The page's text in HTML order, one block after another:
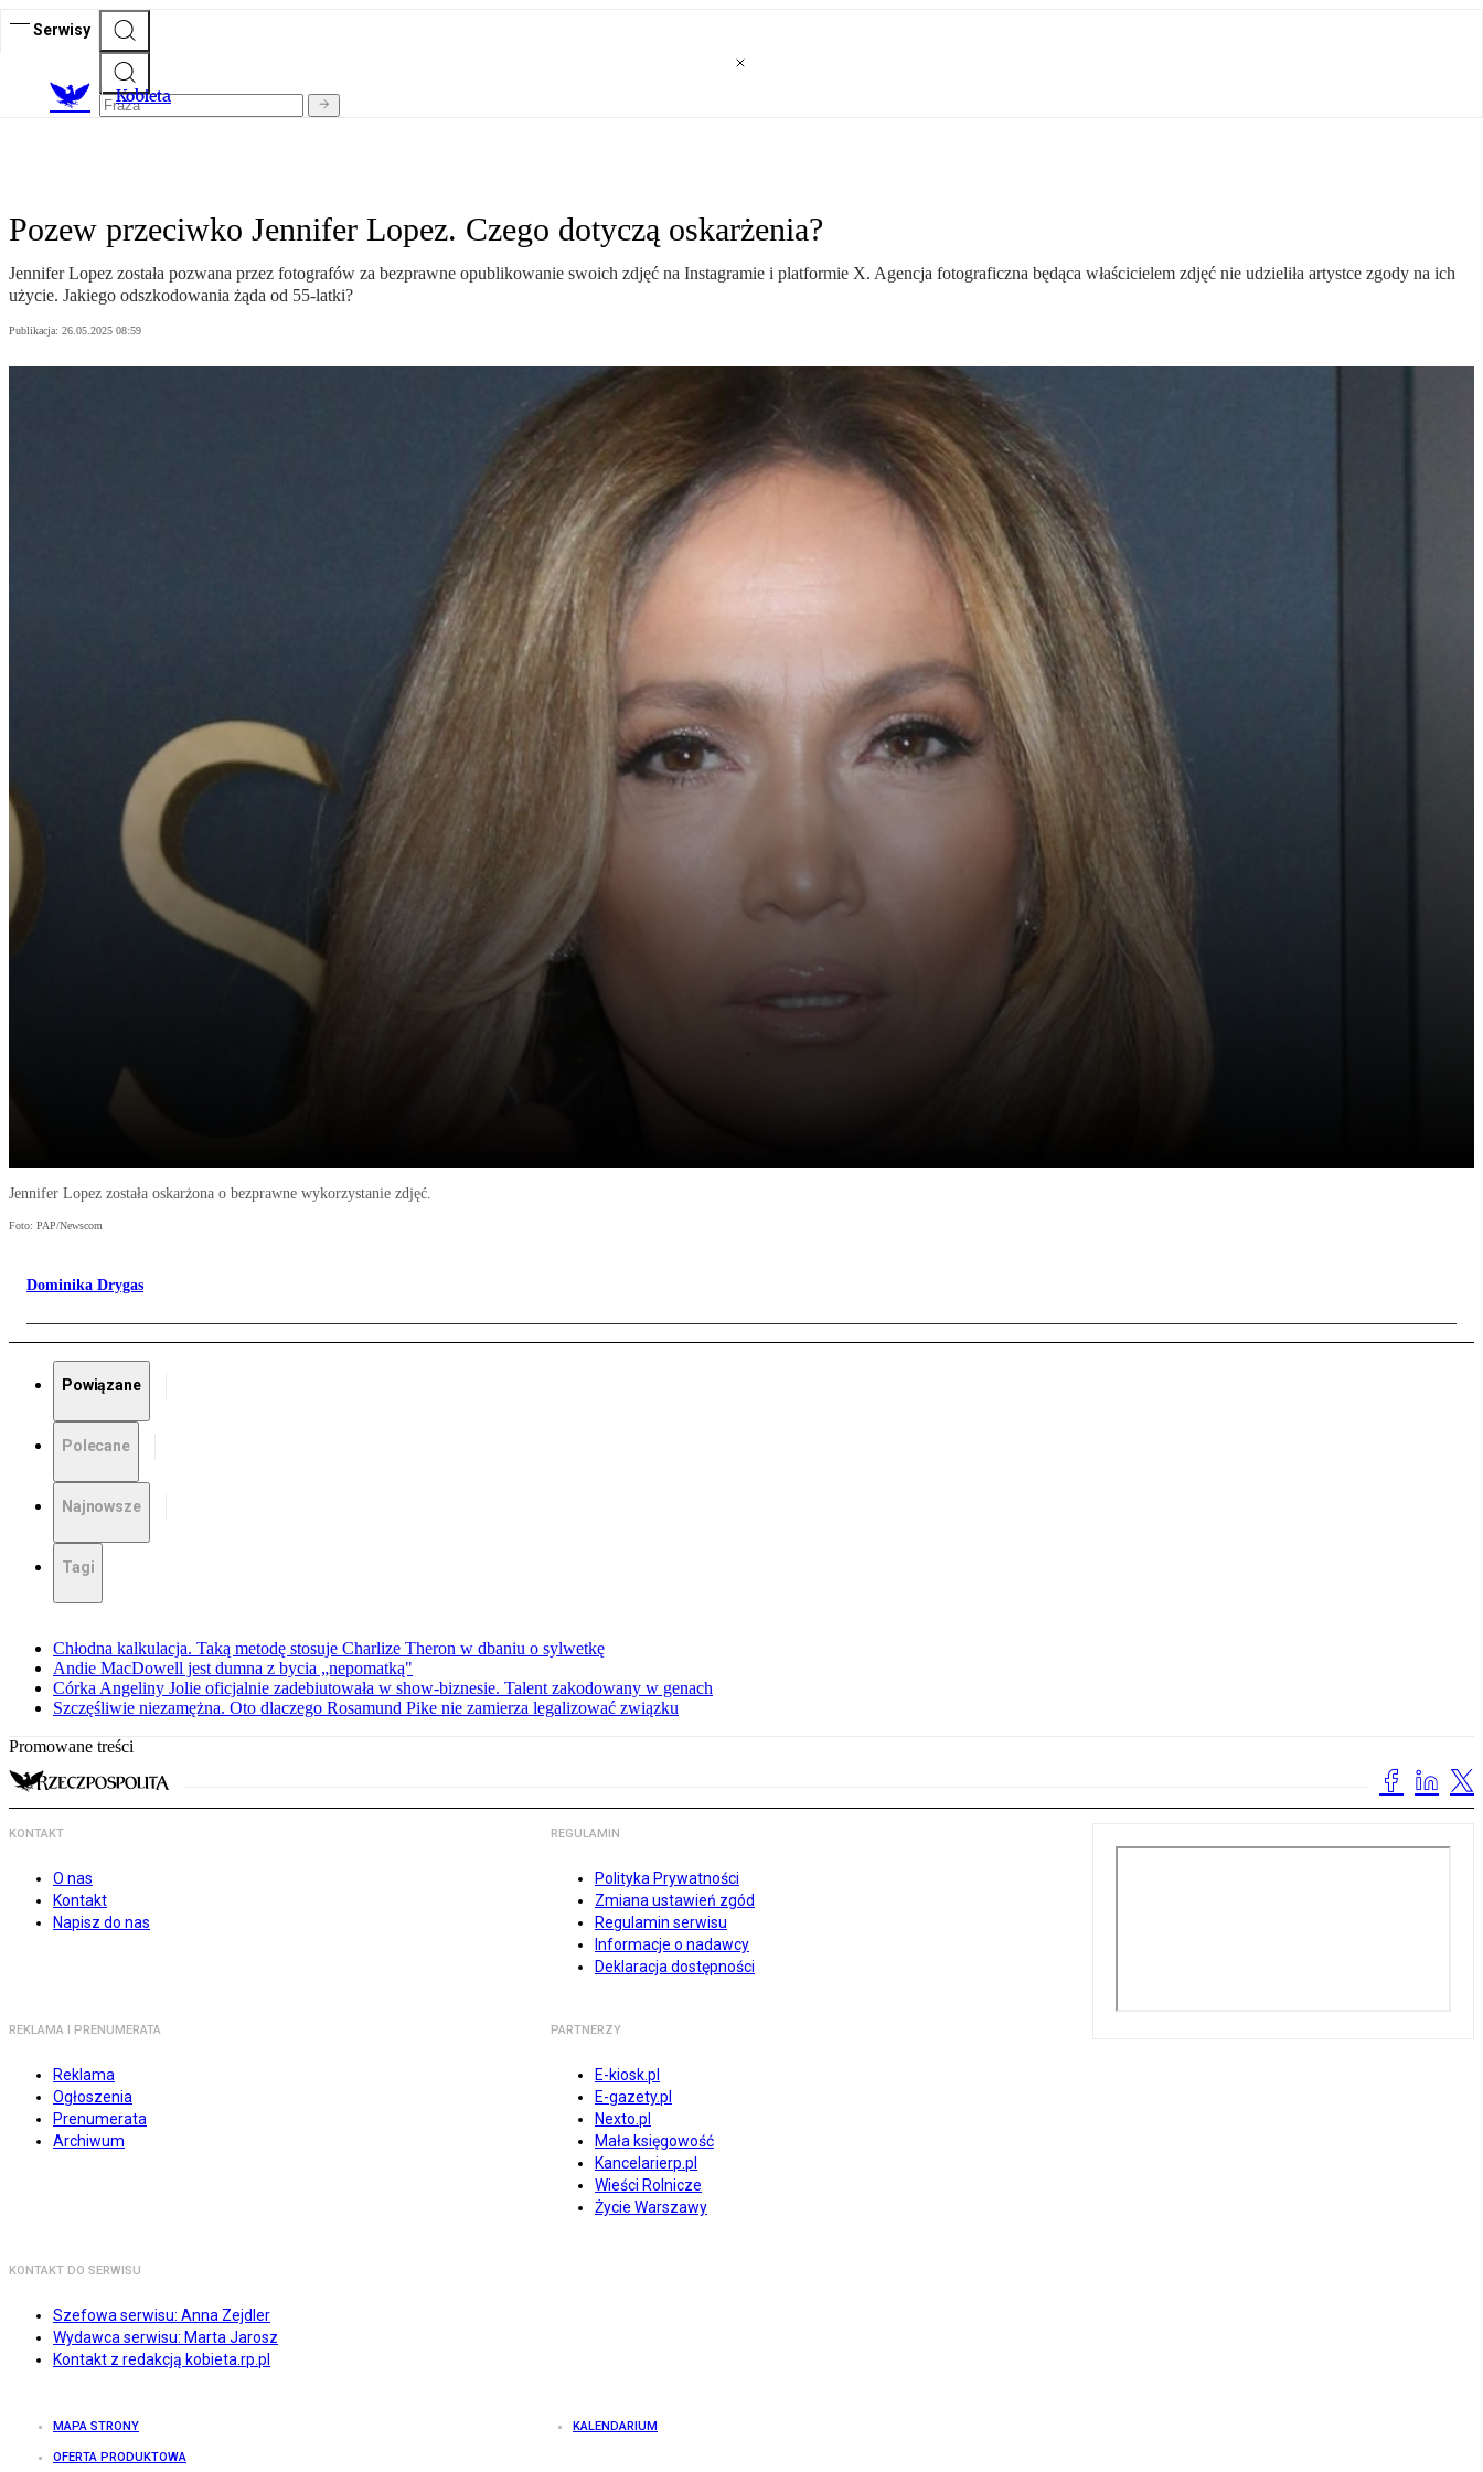
Serwisy
Kobieta
Pozew przeciwko Jennifer Lopez. Czego dotyczą oskarżenia?
Jennifer Lopez została pozwana przez fotografów za bezprawne opublikowanie swoich zdjęć na Instagramie i platformie X. Agencja fotograficzna będąca właścicielem zdjęć nie udzieliła artystce zgody na ich
użycie. Jakiego odszkodowania żąda od 55-latki?
Publikacja: 26.05.2025 08:59
Jennifer Lopez została oskarżona o bezprawne wykorzystanie zdjęć.
Foto: PAP/Newscom
Dominika Drygas
Powiązane
Polecane
Najnowsze
Tagi
Chłodna kalkulacja. Taką metodę stosuje Charlize Theron w dbaniu o sylwetkę
Andie MacDowell jest dumna z bycia „nepomatką"
Córka Angeliny Jolie oficjalnie zadebiutowała w show-biznesie. Talent zakodowany w genach
Szczęśliwie niezamężna. Oto dlaczego Rosamund Pike nie zamierza legalizować związku
Promowane treści
KONTAKT
O nas
Kontakt
Napisz do nas
REGULAMIN
Polityka Prywatności
Zmiana ustawień zgód
Regulamin serwisu
Informacje o nadawcy
Deklaracja dostępności
REKLAMA I PRENUMERATA
Reklama
Ogłoszenia
Prenumerata
Archiwum
PARTNERZY
E-kiosk.pl
E-gazety.pl
Nexto.pl
Mała księgowość
Kancelarierp.pl
Wieści Rolnicze
Życie Warszawy
KONTAKT DO SERWISU
Szefowa serwisu: Anna Zejdler
Wydawca serwisu: Marta Jarosz
Kontakt z redakcją kobieta.rp.pl
MAPA STRONY KALENDARIUM
OFERTA PRODUKTOWA